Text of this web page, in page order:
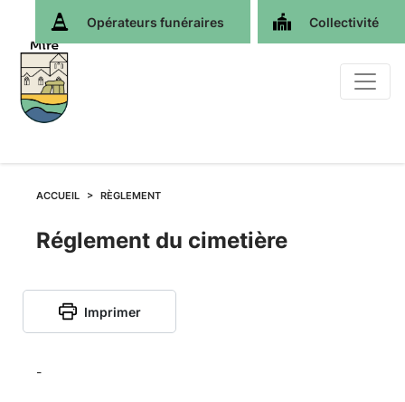
Opérateurs funéraires Collectivité
ACCUEIL RÈGLEMENT
Règlement
du
cimetière
de
Réglement du cimetière
-
Imprimer